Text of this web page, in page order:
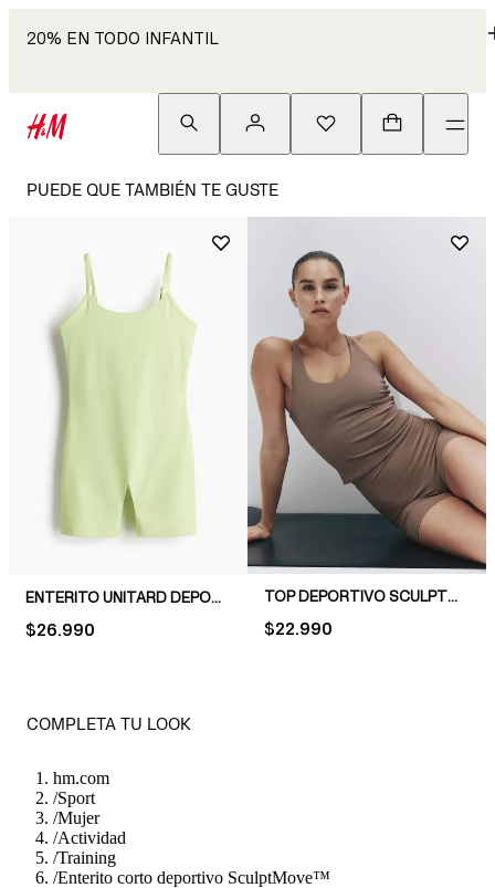
20% EN TODO INFANTIL
PUEDE QUE TAMBIÉN TE GUSTE
ENTERITO UNITARD DEPORTIVO CON SOFTMOVE™
PRICE:
$26.990
TOP DEPORTIVO SCULPTMOVE™
PRICE:
$22.990
COMPLETA TU LOOK
hm.com
/Sport
/Mujer
/Actividad
/Training
/Enterito corto deportivo SculptMove™